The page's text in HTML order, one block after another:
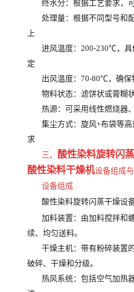
终水分：根据工艺要求，
处理量：根据不同型号和
上
进风温度：200-230℃，具
定
出风温度：70-80℃，确保
物料状态：滤饼状或膏糊
热源：可采用线性燃烧器
集尘方式：旋风+布袋等
求
三、 酸性染料旋转闪
酸性染料干燥机设备组成
设备组成
酸性染料旋转闪蒸干燥设
加料装置 ：由加料搅拌和
续、均匀送料。
干燥主机：带有粉碎装置
破碎、干燥和分级。
热风系统：包括空气加热